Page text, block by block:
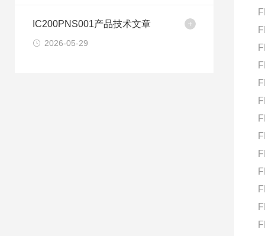
IC200PNS001产品技术文章
2026-05-29